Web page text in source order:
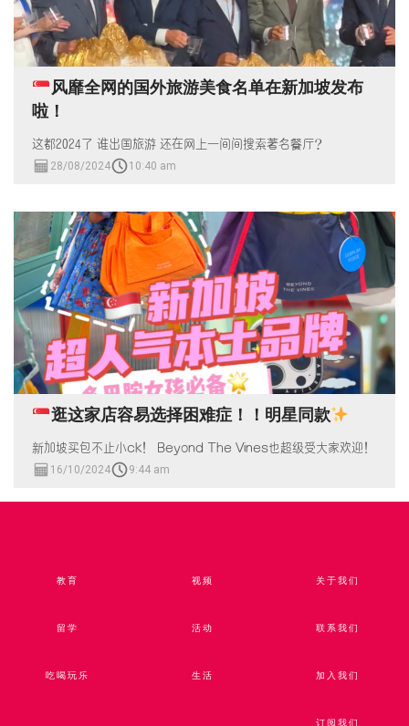
风靡全网的国外旅游美食名单在新加坡发布
啦！
28/08/2024 10:40 am
逛这家店容易选择困难症！！明星同款
新加坡买包不止小ck！ Beyond The Vines也超级受大家欢迎！
16/10/2024 9:44 am
教育
留学
吃喝玩乐
视频​
活动
生活
关于我们
联系我们
加入我们
订阅我们